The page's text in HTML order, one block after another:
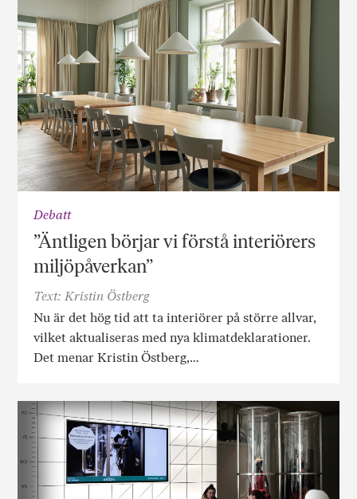
Debatt
”Äntligen börjar vi förstå interiörers
miljöpåverkan”
Text: Kristin Östberg
Nu är det hög tid att ta interiörer på större allvar,
vilket aktualiseras med nya klimatdeklarationer.
Det menar Kristin Östberg,…